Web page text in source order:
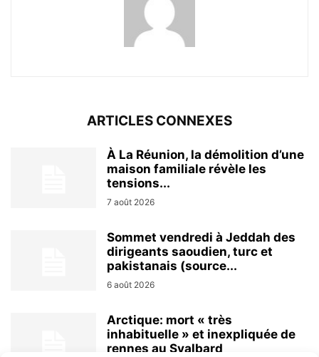
ARTICLES CONNEXES
À La Réunion, la démolition d’une
maison familiale révèle les
tensions...
7 août 2026
Sommet vendredi à Jeddah des
dirigeants saoudien, turc et
pakistanais (source...
6 août 2026
Arctique: mort « très
inhabituelle » et inexpliquée de
rennes au Svalbard